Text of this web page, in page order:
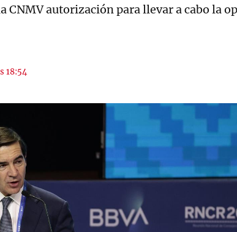
CNMV autorización para llevar a cabo la
18:54